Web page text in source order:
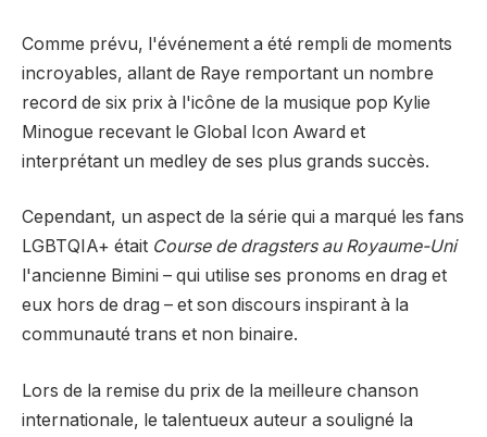
Comme prévu, l'événement a été rempli de moments
incroyables, allant de Raye remportant un nombre
record de six prix à l'icône de la musique pop Kylie
Minogue recevant le Global Icon Award et
interprétant un medley de ses plus grands succès.
Cependant, un aspect de la série qui a marqué les fans
LGBTQIA+ était Course de dragsters au Royaume-Uni
l'ancienne Bimini – qui utilise ses pronoms en drag et
eux hors de drag – et son discours inspirant à la
communauté trans et non binaire.
Lors de la remise du prix de la meilleure chanson
internationale, le talentueux auteur a souligné la